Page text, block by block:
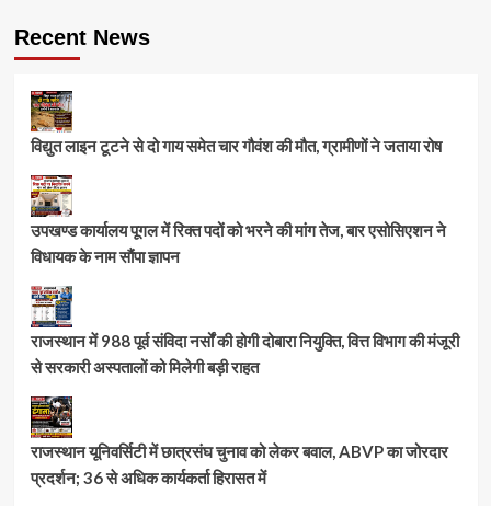
Recent News
विद्युत लाइन टूटने से दो गाय समेत चार गौवंश की मौत, ग्रामीणों ने जताया रोष
उपखण्ड कार्यालय पूगल में रिक्त पदों को भरने की मांग तेज, बार एसोसिएशन ने
विधायक के नाम सौंपा ज्ञापन
राजस्थान में 988 पूर्व संविदा नर्सों की होगी दोबारा नियुक्ति, वित्त विभाग की मंजूरी
से सरकारी अस्पतालों को मिलेगी बड़ी राहत
राजस्थान यूनिवर्सिटी में छात्रसंघ चुनाव को लेकर बवाल, ABVP का जोरदार
प्रदर्शन; 36 से अधिक कार्यकर्ता हिरासत में